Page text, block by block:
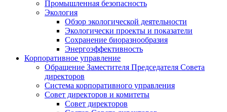
Промышленная безопасность
Экология
Обзор экологической деятельности
Экологически проекты и показатели
Сохранение биоразнообразия
Энергоэффективность
Корпоративное управление
Обращение Заместителя Председателя Совета
директоров
Система корпоративного управления
Совет директоров и комитеты
Совет директоров